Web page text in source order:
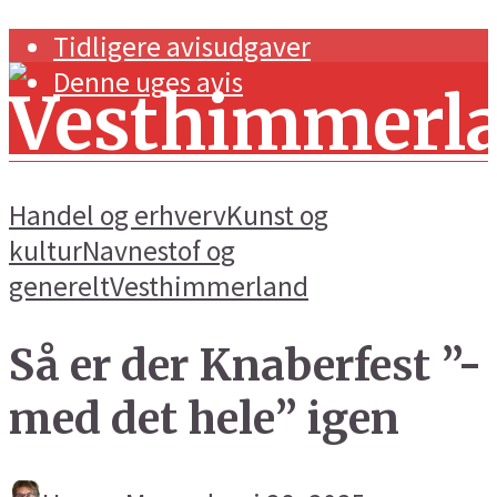
Tidligere avisudgaver
Denne uges avis
Navnestof og generelt
Handel og erhverv
Handel og erhvervKunst og
kulturNavnestof og
genereltVesthimmerland
Så er der Knaberfest ”-
med det hele” igen